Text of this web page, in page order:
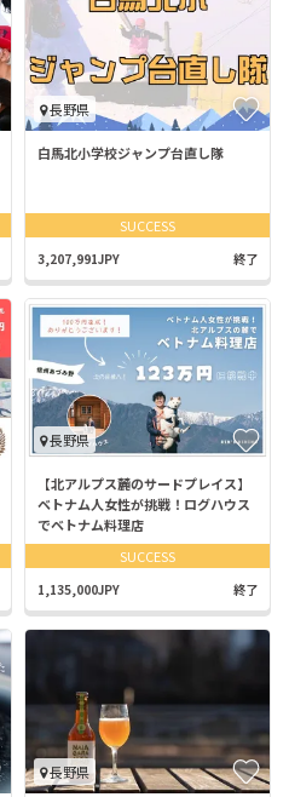
長野県
白馬北小学校ジャンプ台直し隊
SUCCESS
3,207,991JPY 終了
長野県
【北アルプス麓のサードプレイス】
ベトナム人女性が挑戦！ログハウス
でベトナム料理店
SUCCESS
1,135,000JPY 終了
長野県